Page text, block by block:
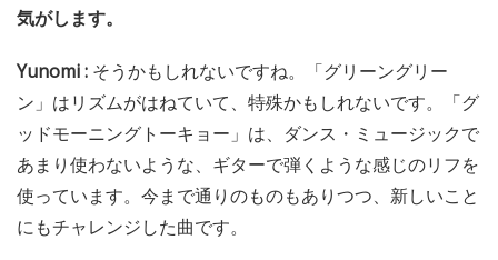
気がします。
Yunomi : そうかもしれないですね。「グリーングリー
ン」はリズムがはねていて、特殊かもしれないです。「グ
ッドモーニングトーキョー」は、ダンス・ミュージックで
あまり使わないような、ギターで弾くような感じのリフを
使っています。今まで通りのものもありつつ、新しいこと
にもチャレンジした曲です。